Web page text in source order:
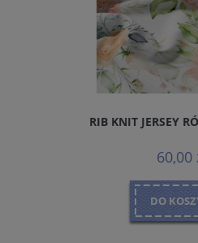
RIB KNIT JERSEY
60,00
DO